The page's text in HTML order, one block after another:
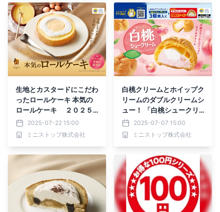
生地とカスタードにこだわ
ったロールケーキ 本気の
ロールケーキ ２０２５
年７月２２日（火） 新発
売！
2025-07-22 15:00
ミニストップ株式会社
白桃クリームとホイップク
リームのダブルクリームシ
ュー！ 「白桃シュークリ
ーム」 ７月８日（火）新
発売！！
2025-07-07 15:00
ミニストップ株式会社